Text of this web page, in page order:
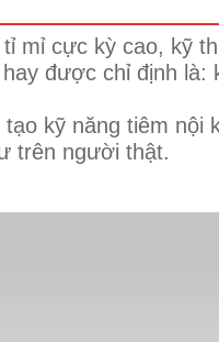
mỉ cực kỳ cao, kỹ
được chỉ định là:
tạo kỹ năng tiêm nội
trên người thật.